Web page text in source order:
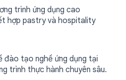
trình ứng dụng cao
hợp pastry và hospitality
đào tạo nghề ứng dụng tại
trình thực hành chuyên sâu.